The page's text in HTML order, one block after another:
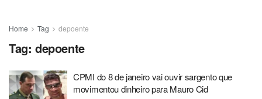
Home Tag depoente
Tag: depoente
CPMI do 8 de janeiro vai ouvir sargento que
movimentou dinheiro para Mauro Cid